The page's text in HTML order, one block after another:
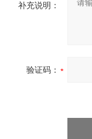
补充说明：
验证码：